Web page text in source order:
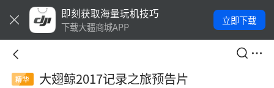
即刻获取海量玩机技巧
下载大疆商城APP
立即下载
精华 大翅鲸2017记录之旅预告片